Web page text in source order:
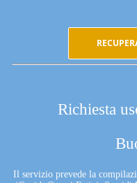
Richiesta
Il servizio prevede la